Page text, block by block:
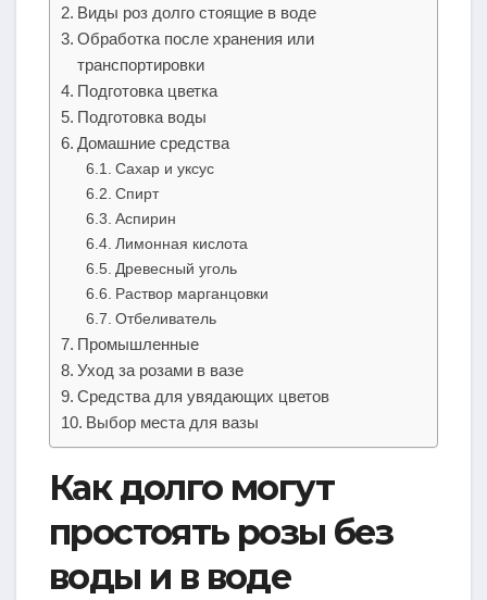
Виды роз долго стоящие в воде
Обработка после хранения или
транспортировки
Подготовка цветка
Подготовка воды
Домашние средства
Сахар и уксус
Спирт
Аспирин
Лимонная кислота
Древесный уголь
Раствор марганцовки
Отбеливатель
Промышленные
Уход за розами в вазе
Средства для увядающих цветов
Выбор места для вазы
Как долго могут
простоять розы без
воды и в воде